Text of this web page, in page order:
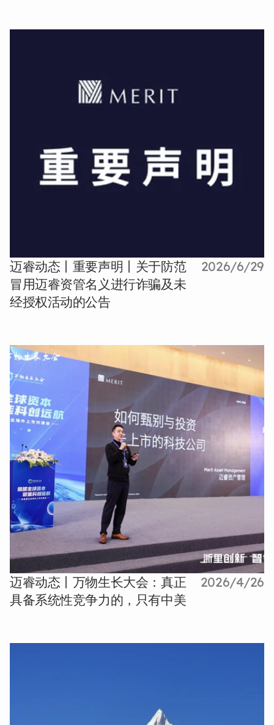
迈睿动态丨重要声明丨关于防范
冒用迈睿资管名义进行诈骗及未
经授权活动的公告
2026/6/29
迈睿动态丨万物生长大会：真正
具备系统性竞争力的，只有中美
2026/4/26